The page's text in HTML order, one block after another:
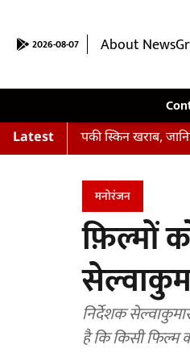
2026-08-07 About
Latest
हैं आपकी स्किन खराब, जानिए चेहरे
मनोरंजन
फ़िल्मों
निर्देशक
है कि किसी फिल्म